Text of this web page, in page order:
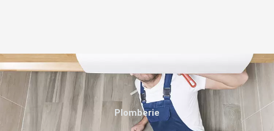
Plomberie